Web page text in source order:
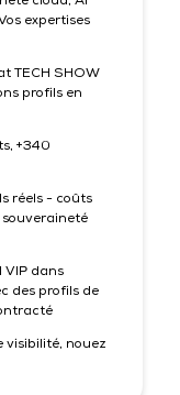
expertises
TECH SHOW
profils en
+340
réels - coûts
souveraineté
VIP dans
des profils de
visibilité, nouez